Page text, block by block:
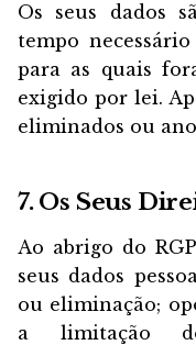
Os seus dados
tempo
para as quais
exigido por lei.
eliminados ou
7. Os Seus
Ao abrigo do
seus dados
ou eliminação;
a limitação